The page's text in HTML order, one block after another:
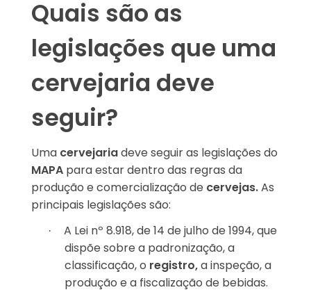
Quais são as
legislações que uma
cervejaria deve
seguir?
Uma cervejariadeve seguir as legislações do
MAPA para estar dentro das regras da
produção e comercialização de cervejas.As
principais legislações são:
·
A Lei nº 8.918, de 14 de julho de 1994, que
dispõe sobre a padronização, a
classificação, o registro,a inspeção, a
produção e a fiscalização de bebidas.